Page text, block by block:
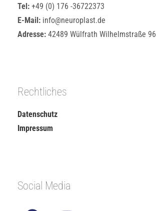
Tel: +49 (0) 176 -36722373
E-Mail: info@neuroplast.de
Adresse: 42489 Wülfrath Wilhelmstraße 96
Rechtliches
Datenschutz
Impressum
Social Media